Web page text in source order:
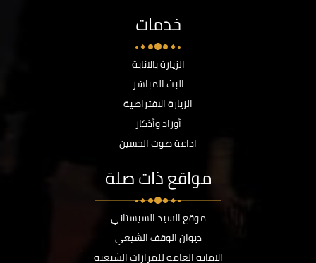
خدمات
الزيارة بالانابة
البث المباشر
الزيارة الافتراضية
أوراد وأذكار
اذاعة صوت الحسين
مواقع ذات صلة
موقع السيد السيستاني
ديوان الوقف الشيعي
الامانة العامة للمزارات الشيعية